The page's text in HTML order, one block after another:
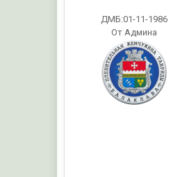
ДМБ:01-11-1986
От Админа